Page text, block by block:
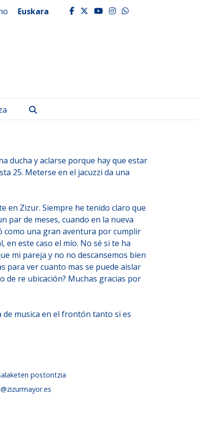
Euskara facebook
twitter
youtube
instagram
whatsapp
ducha y aclarse porque hay que estar
25. Meterse en el jacuzzi da una
en Zizur. Siempre he tenido claro que
par de meses, cuando en la nueva
como una gran aventura por cumplir
este caso el mío. No sé si te ha
mi pareja y no no descansemos bien
para ver cuanto mas se puede aislar
de re ubicación? Muchas gracias por
musica en el frontón tanto si es
postontzia